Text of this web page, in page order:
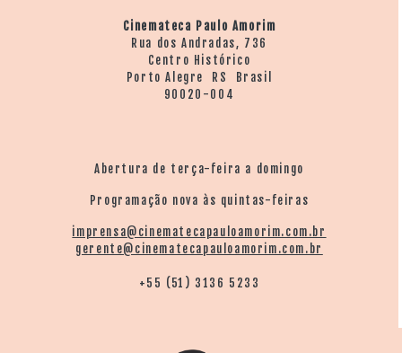
Cinemateca Paulo Amorim
Rua dos Andradas, 736
Centro Histórico
Porto Alegre RS Brasil
90020-004
Abertura de terça-feira a domingo
Programação nova às quintas-feiras
imprensa@cinematecapauloamorim.com.br
gerente@cinematecapauloamorim.com.br
+55 (51) 3136 5233